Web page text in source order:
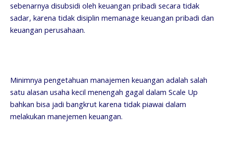
sebenarnya disubsidi oleh keuangan pribadi secara tidak
sadar, karena tidak disiplin memanage keuangan pribadi dan
keuangan perusahaan.
Minimnya pengetahuan manajemen keuangan adalah salah
satu alasan usaha kecil menengah gagal dalam Scale Up
bahkan bisa jadi bangkrut karena tidak piawai dalam
melakukan manejemen keuangan.